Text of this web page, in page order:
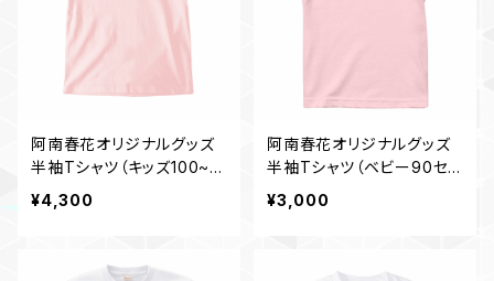
阿南春花オリジナルグッズ
半袖Tシャツ（キッズ100~16
0センチ）~2025春デザイン
¥4,300
阿南春花オリジナルグッズ
半袖Tシャツ（ベビー90セン
チ）~2025春デザイン~
¥3,000